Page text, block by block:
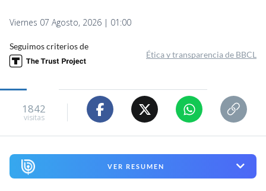
Viernes 07 Agosto, 2026 | 01:00
Seguimos criterios de
Ética y transparencia de BBCL
1842
visitas
VER RESUMEN